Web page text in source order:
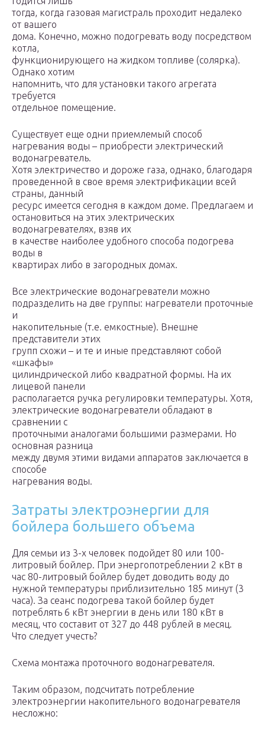
тогда, когда газовая магистраль проходит недалеко
от вашего
дома. Конечно, можно подогревать воду посредством
котла,
функционирующего на жидком топливе (солярка).
Однако хотим
напомнить, что для установки такого агрегата
требуется
отдельное помещение.
Существует еще одни приемлемый способ
нагревания воды – приобрести электрический
водонагреватель.
Хотя электричество и дороже газа, однако, благодаря
проведенной в свое время электрификации всей
страны, данный
ресурс имеется сегодня в каждом доме. Предлагаем и
остановиться на этих электрических
водонагревателях, взяв их
в качестве наиболее удобного способа подогрева
воды в
квартирах либо в загородных домах.
Все электрические водонагреватели можно
подразделить на две группы: нагреватели проточные
и
накопительные (т.е. емкостные). Внешне
представители этих
групп схожи – и те и иные представляют собой
«шкафы»
цилиндрической либо квадратной формы. На их
лицевой панели
располагается ручка регулировки температуры. Хотя,
электрические водонагреватели обладают в
сравнении с
проточными аналогами большими размерами. Но
основная разница
между двумя этими видами аппаратов заключается в
способе
нагревания воды.
Затраты электроэнергии для
бойлера большего объема
Для семьи из 3-х человек подойдет 80 или 100-
литровый бойлер. При энергопотреблении 2 кВт в
час 80-литровый бойлер будет доводить воду до
нужной температуры приблизительно 185 минут (3
часа). За сеанс подогрева такой бойлер будет
потреблять 6 кВт энергии в день или 180 кВт в
месяц, что составит от 327 до 448 рублей в месяц.
Что следует учесть?
Схема монтажа проточного водонагревателя.
Таким образом, подсчитать потребление
электроэнергии накопительного водонагревателя
несложно: